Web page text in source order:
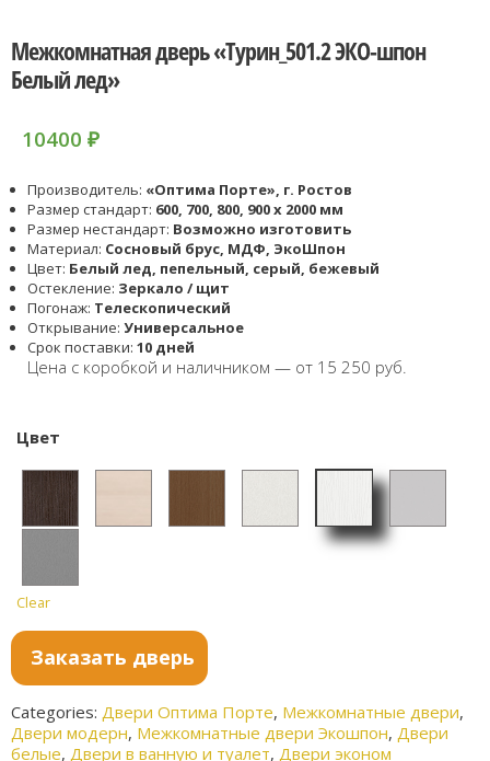
Межкомнатная дверь «Турин_501.2 ЭКО-шпон
Белый лед»
10400 ₽
Производитель: «Оптима Порте», г. Ростов
Размер стандарт: 600, 700, 800, 900 x 2000 мм
Размер нестандарт: Возможно изготовить
Материал: Сосновый брус, МДФ, ЭкоШпон
Цвет: Белый лед, пепельный, серый, бежевый
Остекление: Зеркало / щит
Погонаж: Телескопический
Открывание: Универсальное
Срок поставки: 10 дней
Цена с коробкой и наличником — от 15 250 руб.
Цвет
Белый
Серый
Clear
Заказать дверь
Categories: Двери Оптима Порте, Межкомнатные двери,
Двери модерн, Межкомнатные двери Экошпон, Двери
белые, Двери в ванную и туалет, Двери эконом